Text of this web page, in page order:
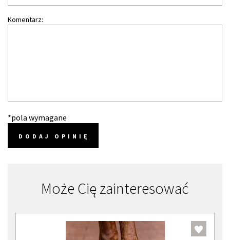
Komentarz:
*pola wymagane
DODAJ OPINIĘ
Może Cię zainteresować